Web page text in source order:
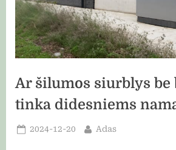
Ar šilumos siurblys be
tinka didesniems
Posted
2024-12-20 By
Adas